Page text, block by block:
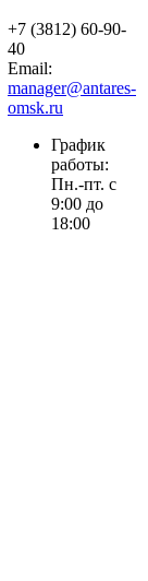
+7 (3812) 60-90-
40
Email:
manager@antares-
omsk.ru
График
работы:
Пн.-пт. с
9:00 до
18:00